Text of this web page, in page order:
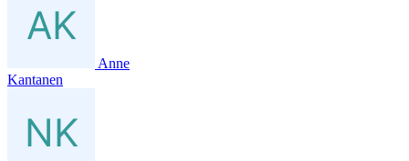
Anne
Kantanen